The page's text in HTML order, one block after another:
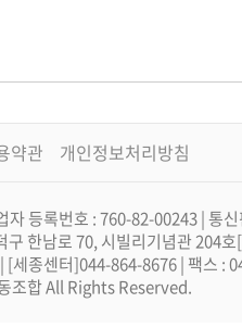
약관 개인정보처리방침
자 등록번호 : 760-82-00243 | 통
구 한남로 70, 시빌리기념관 204
세종센터]044-864-8676 | 팩스 :
조합 All Rights Reserved.